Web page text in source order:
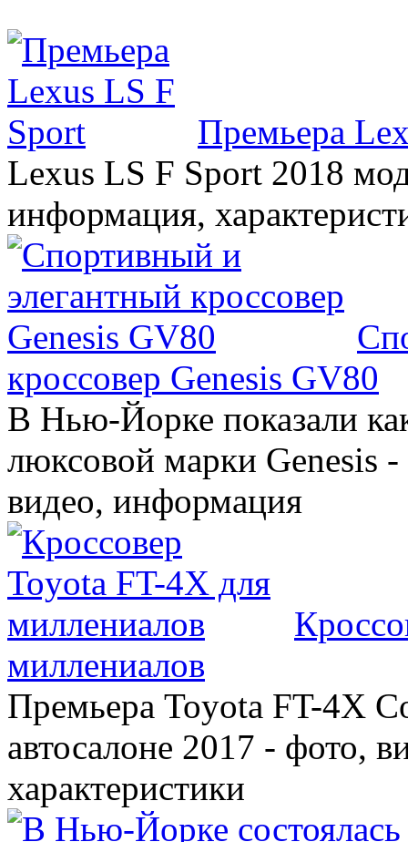
Премьера
Lexus LS F Sport 2018
информация,
кроссовер Genesis GV80
В Нью-Йорке показали
люксовой марки Genesis
видео, информация
миллениалов
Премьера Toyota FT-4X
автосалоне 2017 - фото,
характеристики